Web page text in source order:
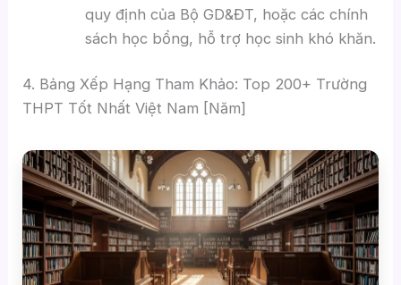
quy định của Bộ GD&ĐT, hoặc các chính
sách học bổng, hỗ trợ học sinh khó khăn.
4. Bảng Xếp Hạng Tham Khảo: Top 200+ Trường
THPT Tốt Nhất Việt Nam [Năm]